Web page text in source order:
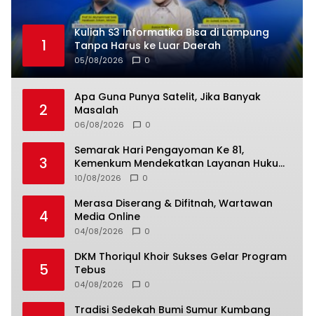
1
Kuliah S3 Informatika Bisa di Lampung
Tanpa Harus ke Luar Daerah
05/08/2026 0
2
Apa Guna Punya Satelit, Jika Banyak
Masalah
06/08/2026 0
3
Semarak Hari Pengayoman Ke 81,
Kemenkum Mendekatkan Layanan Hukum
Kepada Masyarakat
10/08/2026 0
4
Merasa Diserang & Difitnah, Wartawan
Media Online
04/08/2026 0
5
DKM Thoriqul Khoir Sukses Gelar Program
Tebus
04/08/2026 0
Tradisi Sedekah Bumi Sumur Kumbang